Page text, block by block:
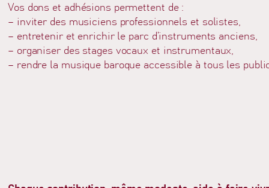
Vos dons et adhésions permettent de :
– inviter des musiciens professionnels et solistes,
– entretenir et enrichir le parc d’instruments anciens,
– organiser des stages vocaux et instrumentaux,
– rendre la musique baroque accessible à tous les